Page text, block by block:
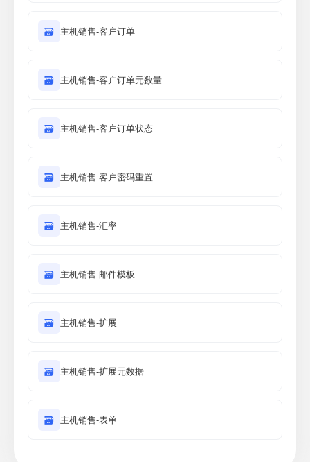
🗃 主机销售-客户订单
🗃 主机销售-客户订单元数量
🗃 主机销售-客户订单状态
🗃 主机销售-客户密码重置
🗃 主机销售-汇率
🗃 主机销售-邮件模板
🗃 主机销售-扩展
🗃 主机销售-扩展元数据
🗃 主机销售-表单